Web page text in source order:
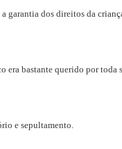
garantia dos direitos da
bastante querido por toda
e sepultamento.